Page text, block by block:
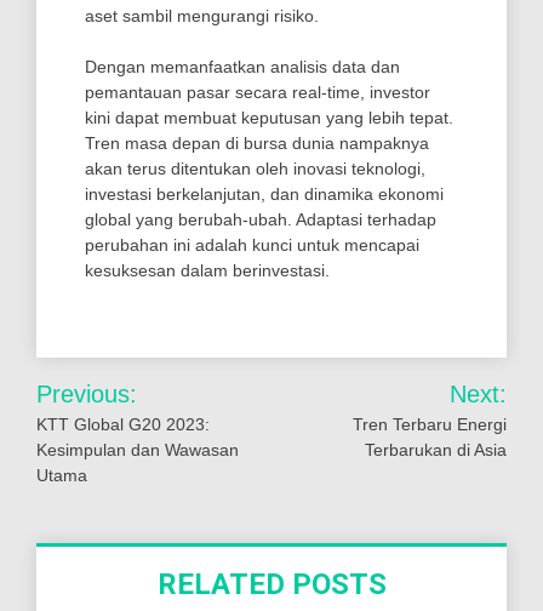
aset sambil mengurangi risiko.
Dengan memanfaatkan analisis data dan
pemantauan pasar secara real-time, investor
kini dapat membuat keputusan yang lebih tepat.
Tren masa depan di bursa dunia nampaknya
akan terus ditentukan oleh inovasi teknologi,
investasi berkelanjutan, dan dinamika ekonomi
global yang berubah-ubah. Adaptasi terhadap
perubahan ini adalah kunci untuk mencapai
kesuksesan dalam berinvestasi.
Post
navigation
Previous:
KTT Global G20 2023:
Kesimpulan dan Wawasan
Utama
Next:
Tren Terbaru Energi
Terbarukan di Asia
RELATED POSTS